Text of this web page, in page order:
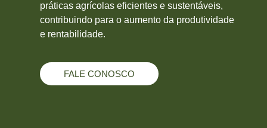
práticas agrícolas eficientes e sustentáveis,
contribuindo para o aumento da produtividade
e rentabilidade.
FALE CONOSCO